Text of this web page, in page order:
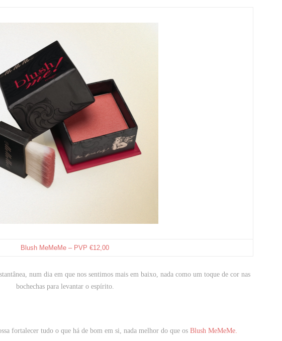
Blush MeMeMe – PVP €12,00
num dia em que nos sentimos mais em baixo, nada como um toque de cor nas
bochechas para levantar o espírito.
fortalecer tudo o que há de bom em si, nada melhor do que os Blush MeMeMe